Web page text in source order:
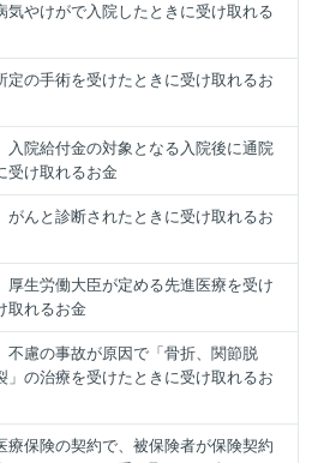
気やけがで入院したときに受け取れる
定の手術を受けたときに受け取れるお
入院給付金の対象となる入院後に通院
受け取れるお金
がんと診断されたときに受け取れるお
厚生労働大臣が定める先進医療を受け
取れるお金
不慮の事故が原因で「骨折、関節脱
」の治療を受けたときに受け取れるお
療保険の契約で、被保険者が保険契約